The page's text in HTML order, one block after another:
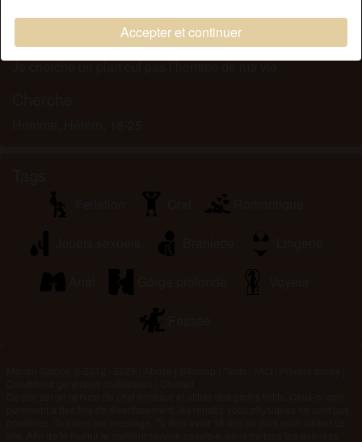
Accepter et continuer
plus fougueux et plus résistant. Ils arrivent à me suivre. Je
suis une femme indépendante qui a une vie bien remplie.
Je cherche un plan cul pas l’homme de ma vie